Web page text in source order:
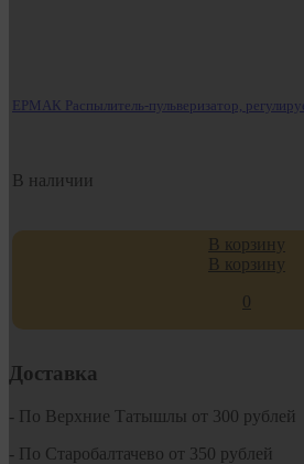
ЕРМАК Распылитель-пульверизатор,
В наличии
В корзину
В корзину
0
Доставка
- По Верхние Татышлы от 300 рублей
- По Старобалтачево от 350 рублей